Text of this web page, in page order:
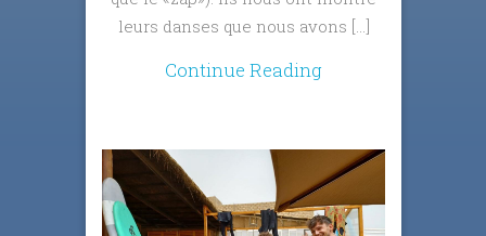
leurs danses que nous avons […]
Continue Reading